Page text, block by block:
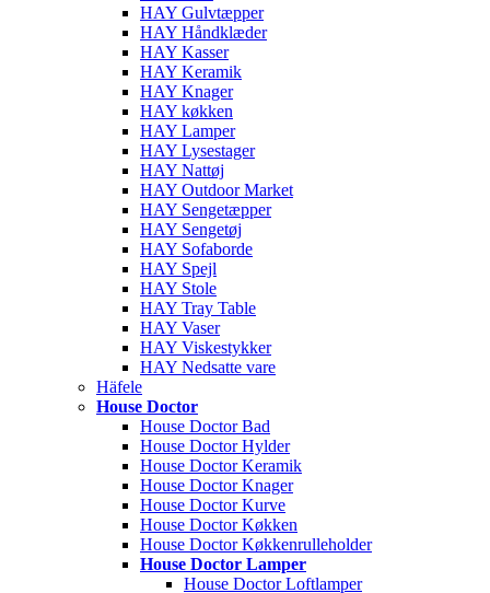
HAY Gulvtæpper
HAY Håndklæder
HAY Kasser
HAY Keramik
HAY Knager
HAY køkken
HAY Lamper
HAY Lysestager
HAY Nattøj
HAY Outdoor Market
HAY Sengetæpper
HAY Sengetøj
HAY Sofaborde
HAY Spejl
HAY Stole
HAY Tray Table
HAY Vaser
HAY Viskestykker
HAY Nedsatte vare
Häfele
House Doctor
House Doctor Bad
House Doctor Hylder
House Doctor Keramik
House Doctor Knager
House Doctor Kurve
House Doctor Køkken
House Doctor Køkkenrulleholder
House Doctor Lamper
House Doctor Loftlamper